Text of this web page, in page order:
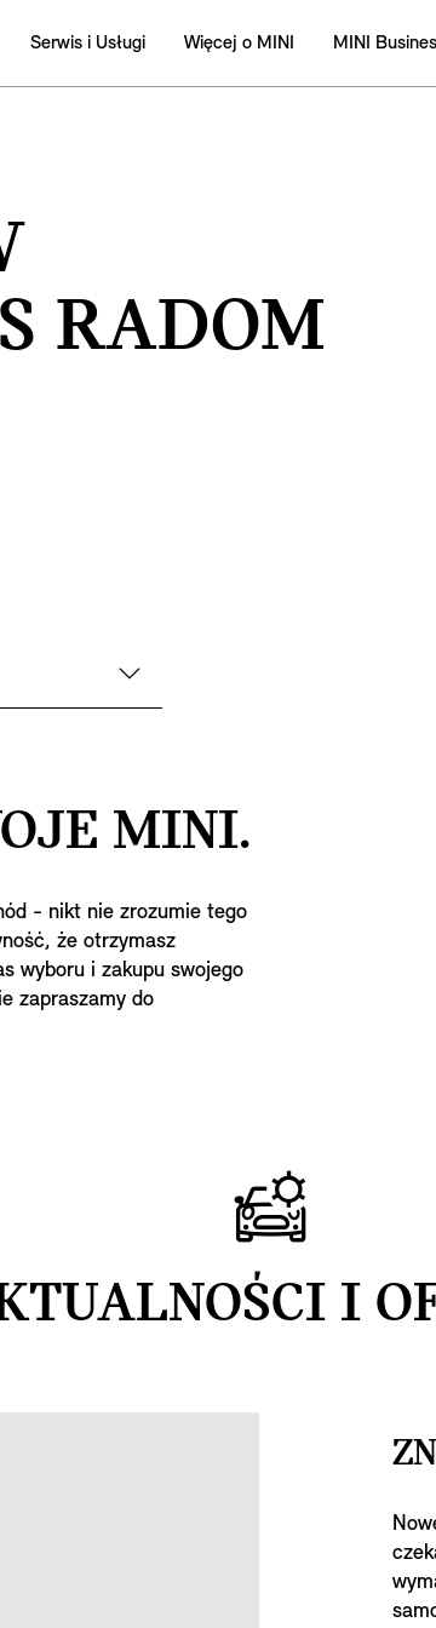
Serwis i Usługi Więcej o MINI MINI
RADOM
MINI.
- nikt nie zrozumie tego
że otrzymasz
wyboru i zakupu swojego
zapraszamy do
I